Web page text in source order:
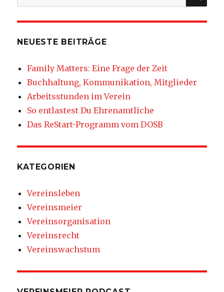
nach:
NEUESTE BEITRÄGE
Family Matters: Eine Frage der Zeit
Buchhaltung, Kommunikation, Mitglieder
Arbeitsstunden im Verein
So entlastest Du Ehrenamtliche
Das ReStart-Programm vom DOSB
KATEGORIEN
Vereinsleben
Vereinsmeier
Vereinsorganisation
Vereinsrecht
Vereinswachstum